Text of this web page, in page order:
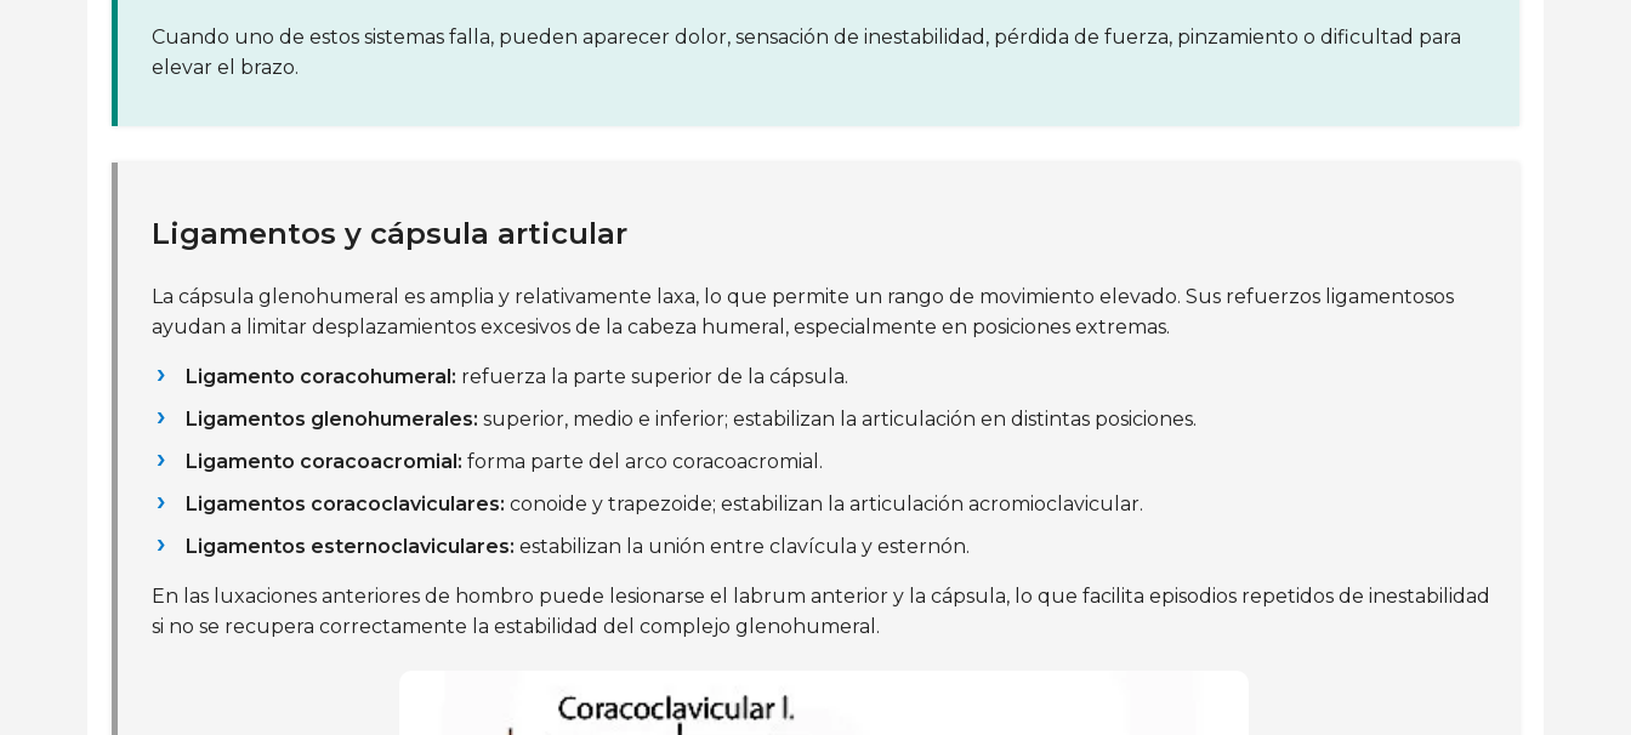
Cuando uno de estos sistemas falla, pueden aparecer dolor, sensación de inestabilidad, pérdida de fuerza, pinzamiento o dificultad para
elevar el brazo.
Ligamentos y cápsula articular
La cápsula glenohumeral es amplia y relativamente laxa, lo que permite un rango de movimiento elevado. Sus refuerzos ligamentosos
ayudan a limitar desplazamientos excesivos de la cabeza humeral, especialmente en posiciones extremas.
Ligamento coracohumeral: refuerza la parte superior de la cápsula.
Ligamentos glenohumerales: superior, medio e inferior; estabilizan la articulación en distintas posiciones.
Ligamento coracoacromial: forma parte del arco coracoacromial.
Ligamentos coracoclaviculares: conoide y trapezoide; estabilizan la articulación acromioclavicular.
Ligamentos esternoclaviculares: estabilizan la unión entre clavícula y esternón.
En las luxaciones anteriores de hombro puede lesionarse el labrum anterior y la cápsula, lo que facilita episodios repetidos de inestabilidad
si no se recupera correctamente la estabilidad del complejo glenohumeral.